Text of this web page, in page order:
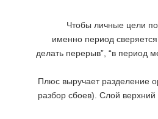
Чтобы личные цели по
именно период
делать перерыв”, “в период
Плюс выручает разделение
разбор сбоев). Слой